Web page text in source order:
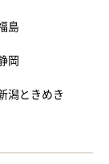
島
岡
潟ときめき